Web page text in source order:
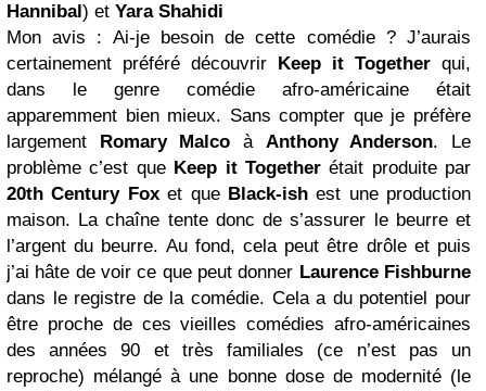
Hannibal) et Yara Shahidi
Mon avis : Ai-je besoin de cette comédie ? J’aurais
certainement préféré découvrir Keep it Together qui,
dans le genre comédie afro-américaine était
apparemment bien mieux. Sans compter que je préfère
largement Romary Malco à Anthony Anderson. Le
problème c’est que Keep it Togetherétait produite par
20th Century Foxet que Black-ishest une production
maison. La chaîne tente donc de s’assurer le beurre et
l’argent du beurre. Au fond, cela peut être drôle et puis
j’ai hâte de voir ce que peut donner Laurence Fishburne
dans le registre de la comédie. Cela a du potentiel pour
être proche de ces vieilles comédies afro-américaines
des années 90 et très familiales (ce n’est pas un
reproche) mélangé à une bonne dose de modernité (le